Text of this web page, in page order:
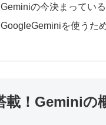
Geminiの今決まってい
GoogleGeminiを使うた
載！Geminiの